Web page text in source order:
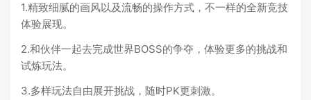
1.精致细腻的画风以及流畅的操作方式，不一样的全新竞技
体验展现。
2.和伙伴一起去完成世界BOSS的争夺，体验更多的挑战和
试炼玩法。
3.多样玩法自由展开挑战，随时PK更刺激。